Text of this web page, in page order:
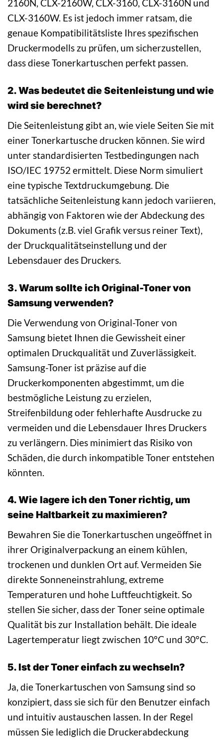
2160N, CLX-2160W, CLX-3160, CLX-3160N und
CLX-3160W. Es ist jedoch immer ratsam, die
genaue Kompatibilitätsliste Ihres spezifischen
Druckermodells zu prüfen, um sicherzustellen,
dass diese Tonerkartuschen perfekt passen.
2. Was bedeutet die Seitenleistung und wie
wird sie berechnet?
Die Seitenleistung gibt an, wie viele Seiten Sie mit
einer Tonerkartusche drucken können. Sie wird
unter standardisierten Testbedingungen nach
ISO/IEC 19752 ermittelt. Diese Norm simuliert
eine typische Textdruckumgebung. Die
tatsächliche Seitenleistung kann jedoch variieren,
abhängig von Faktoren wie der Abdeckung des
Dokuments (z.B. viel Grafik versus reiner Text),
der Druckqualitätseinstellung und der
Lebensdauer des Druckers.
3. Warum sollte ich Original-Toner von
Samsung verwenden?
Die Verwendung von Original-Toner von
Samsung bietet Ihnen die Gewissheit einer
optimalen Druckqualität und Zuverlässigkeit.
Samsung-Toner ist präzise auf die
Druckerkomponenten abgestimmt, um die
bestmögliche Leistung zu erzielen,
Streifenbildung oder fehlerhafte Ausdrucke zu
vermeiden und die Lebensdauer Ihres Druckers
zu verlängern. Dies minimiert das Risiko von
Schäden, die durch inkompatible Toner entstehen
könnten.
4. Wie lagere ich den Toner richtig, um
seine Haltbarkeit zu maximieren?
Bewahren Sie die Tonerkartuschen ungeöffnet in
ihrer Originalverpackung an einem kühlen,
trockenen und dunklen Ort auf. Vermeiden Sie
direkte Sonneneinstrahlung, extreme
Temperaturen und hohe Luftfeuchtigkeit. So
stellen Sie sicher, dass der Toner seine optimale
Qualität bis zur Installation behält. Die ideale
Lagertemperatur liegt zwischen 10°C und 30°C.
5. Ist der Toner einfach zu wechseln?
Ja, die Tonerkartuschen von Samsung sind so
konzipiert, dass sie sich für den Benutzer einfach
und intuitiv austauschen lassen. In der Regel
müssen Sie lediglich die Druckerabdeckung